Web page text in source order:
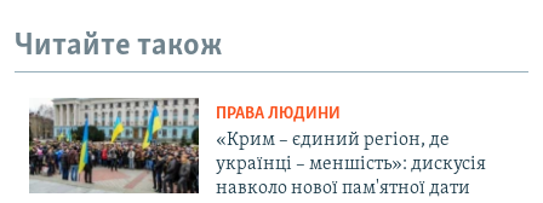
Читайте також
ПРАВА ЛЮДИНИ
«Крим – єдиний регіон, де
українці – меншість»: дискусія
навколо нової пам'ятної дати